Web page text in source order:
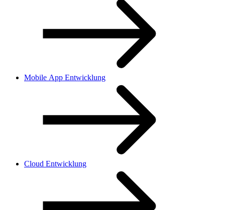
Mobile App Entwicklung
Cloud Entwicklung